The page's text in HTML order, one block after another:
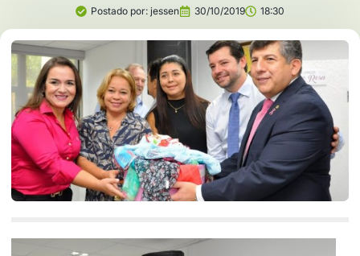
Postado por: jessen 30/10/2019 18:30